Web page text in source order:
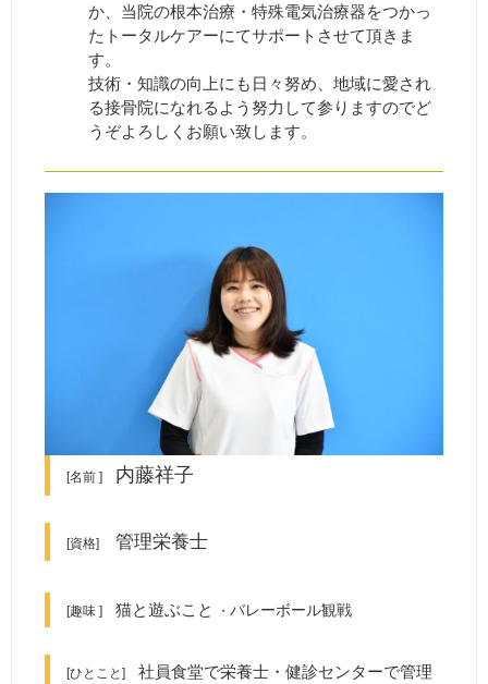
か、当院の根本治療・特殊電気治療器をつかっ
たトータルケアーにてサポートさせて頂きま
す。
技術・知識の向上にも日々努め、地域に愛され
る接骨院になれるよう努力して参りますのでど
うぞよろしくお願い致します。
[名前 ] 内藤祥子
[資格] 管理栄養士
[趣味 ] 猫と遊ぶこと ・ バレーボール観戦
[ひとこと] 社員食堂で栄養士・健診センターで管理